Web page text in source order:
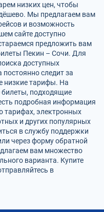
низких цен, чтобы
Мы предлагаем вам
и возможность
сайте доступно
предложить вам
Пекин – Сочи. Для
доступных
следит за
низкие тарифы. На
билеты, подходящие
подробная информация
тарифах, электронных
и других популярных
в службу поддержки
через форму обратной
вам множество
варианта. Купите
в